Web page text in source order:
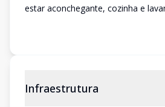
estar aconchegante, cozinha e
Infraestrutura